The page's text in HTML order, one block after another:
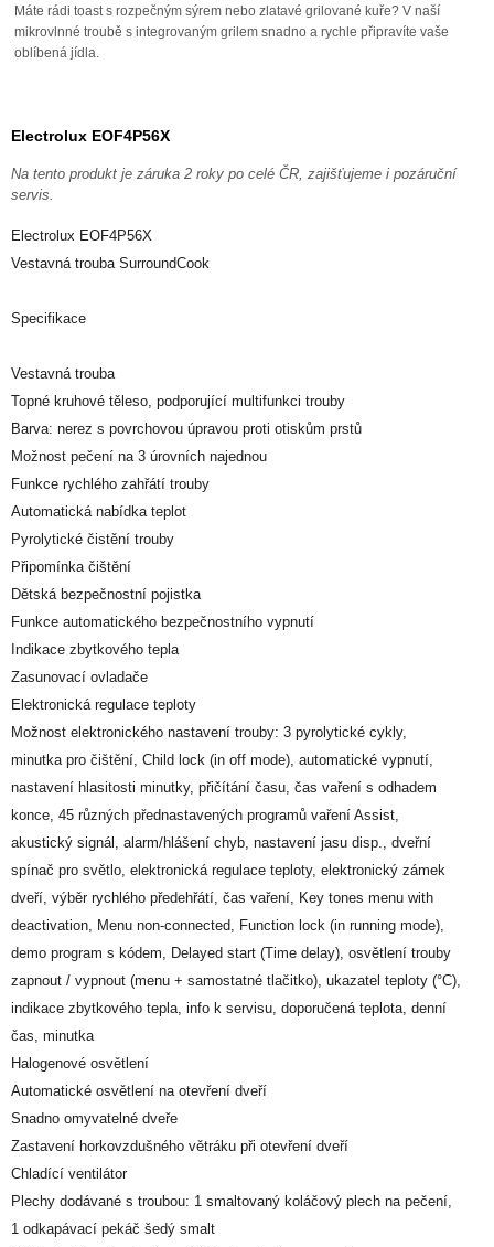
Máte rádi toast s rozpečným sýrem nebo zlatavé grilované kuře? V naší
mikrovlnné troubě s integrovaným grilem snadno a rychle připravíte vaše
oblíbená jídla.
Electrolux EOF4P56X
Na tento produkt je záruka 2 roky po celé ČR, zajišťujeme i pozáruční
servis.
Electrolux EOF4P56X
Vestavná trouba SurroundCook
Specifikace
Vestavná trouba
Topné kruhové těleso, podporující multifunkci trouby
Barva: nerez s povrchovou úpravou proti otiskům prstů
Možnost pečení na 3 úrovních najednou
Funkce rychlého zahřátí trouby
Automatická nabídka teplot
Pyrolytické čistění trouby
Připomínka čištění
Dětská bezpečnostní pojistka
Funkce automatického bezpečnostního vypnutí
Indikace zbytkového tepla
Zasunovací ovladače
Elektronická regulace teploty
Možnost elektronického nastavení trouby: 3 pyrolytické cykly,
minutka pro čištění, Child lock (in off mode), automatické vypnutí,
nastavení hlasitosti minutky, přičítání času, čas vaření s odhadem
konce, 45 různých přednastavených programů vaření Assist,
akustický signál, alarm/hlášení chyb, nastavení jasu disp., dveřní
spínač pro světlo, elektronická regulace teploty, elektronický zámek
dveří, výběr rychlého předehřátí, čas vaření, Key tones menu with
deactivation, Menu non-connected, Function lock (in running mode),
demo program s kódem, Delayed start (Time delay), osvětlení trouby
zapnout / vypnout (menu + samostatné tlačitko), ukazatel teploty (°C),
indikace zbytkového tepla, info k servisu, doporučená teplota, denní
čas, minutka
Halogenové osvětlení
Automatické osvětlení na otevření dveří
Snadno omyvatelné dveře
Zastavení horkovzdušného větráku při otevření dveří
Chladící ventilátor
Plechy dodávané s troubou: 1 smaltovaný koláčový plech na pečení,
1 odkapávací pekáč šedý smalt